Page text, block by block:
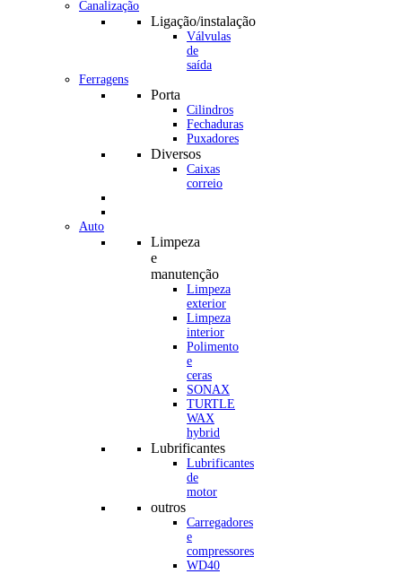
Canalização
Ligação/instalação
Válvulas
de
saída
Ferragens
Porta
Cilindros
Fechaduras
Puxadores
Diversos
Caixas
correio
Auto
Limpeza
e
manutenção
Limpeza
exterior
Limpeza
interior
Polimento
e
ceras
SONAX
TURTLE
WAX
hybrid
Lubrificantes
Lubrificantes
de
motor
outros
Carregadores
e
compressores
WD40